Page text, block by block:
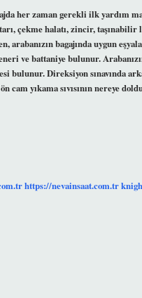
her zaman gerekli ilk yardım
çekme halatı, zincir, taşınabilir
arabanızın bagajında ​​uygun
ve battaniye bulunur.
bulunur. Direksiyon sınavında
cam yıkama sıvısının nereye
https://nevainsaat.com.tr